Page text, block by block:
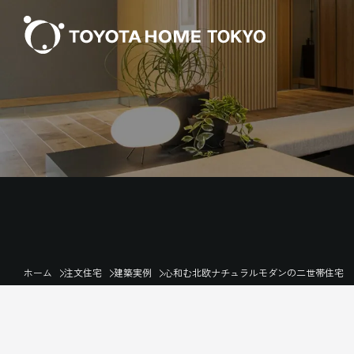
ホーム 注文住宅 建築実例 心和む北欧ナチュラルモダンの二世帯住宅